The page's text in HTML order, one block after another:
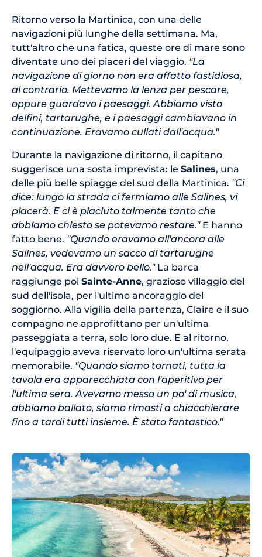
Ritorno verso la Martinica, con una delle
navigazioni più lunghe della settimana. Ma,
tutt'altro che una fatica, queste ore di mare sono
diventate uno dei piaceri del viaggio. "La
navigazione di giorno non era affatto fastidiosa,
al contrario. Mettevamo la lenza per pescare,
oppure guardavo i paesaggi. Abbiamo visto
delfini, tartarughe, e i paesaggi cambiavano in
continuazione. Eravamo cullati dall'acqua."
Durante la navigazione di ritorno, il capitano
suggerisce una sosta imprevista: le Salines, una
delle più belle spiagge del sud della Martinica. "Ci
dice: lungo la strada ci fermiamo alle Salines, vi
piacerà. E ci è piaciuto talmente tanto che
abbiamo chiesto se potevamo restare."E hanno
fatto bene. "Quando eravamo all'ancora alle
Salines, vedevamo un sacco di tartarughe
nell'acqua. Era davvero bello."La barca
raggiunge poi Sainte-Anne, grazioso villaggio del
sud dell'isola, per l'ultimo ancoraggio del
soggiorno. Alla vigilia della partenza, Claire e il suo
compagno ne approfittano per un'ultima
passeggiata a terra, solo loro due. E al ritorno,
l'equipaggio aveva riservato loro un'ultima serata
memorabile. "Quando siamo tornati, tutta la
tavola era apparecchiata con l'aperitivo per
l'ultima sera. Avevamo messo un po' di musica,
abbiamo ballato, siamo rimasti a chiacchierare
fino a tardi tutti insieme. È stato fantastico."